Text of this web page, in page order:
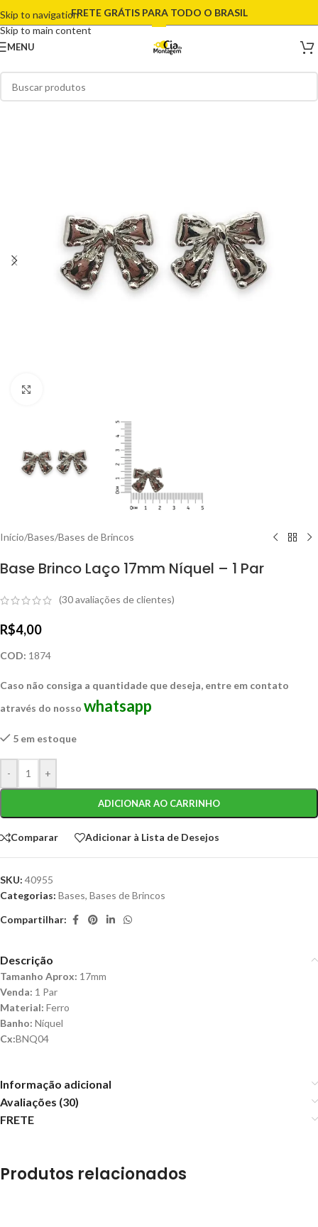
Skip to navigation
Skip to main content
FRETE GRÁTIS PARA TODO O BRASIL
MENU
Início/Bases/Bases de Brincos
Base Brinco Laço 17mm Níquel – 1 Par
(30avaliações de clientes)
R$4,00
COD: 1874
Caso não consiga a quantidade que deseja, entre em contato
através do nosso whatsapp
5 em estoque
- +
ADICIONAR AO CARRINHO
Comparar Adicionar à Lista de Desejos
SKU: 40955
Categorias: Bases, Bases de Brincos
Compartilhar:
Descrição
Tamanho Aprox: 17mm
Venda: 1 Par
Material: Ferro
Banho: Níquel
Cx:BNQ04
Informação adicional
Avaliações (30)
FRETE
Produtos relacionados